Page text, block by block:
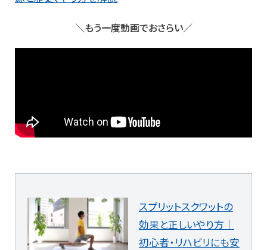
＼もう一度動画でおさらい／
スプリットスクワットの
効果と正しいやり方｜
初心者・リハビリにも安